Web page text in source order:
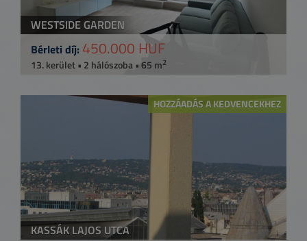
WESTSIDE GARDEN
Bérleti díj: 450.000 HUF
13. kerület • 2 hálószoba • 65 m2
HOZZÁADÁS A KEDVENCEKHEZ
KASSÁK LAJOS UTCA